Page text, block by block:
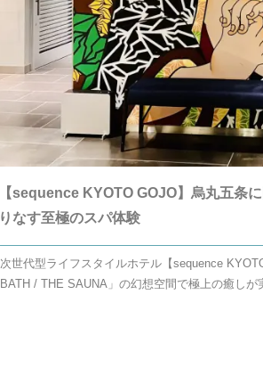
【sequence KYOTO GOJO】烏丸五条
りなす至極のスパ体験
次世代型ライフスタイルホテル【sequence
BATH / THE SAUNA」の幻想空間で極上の癒しが